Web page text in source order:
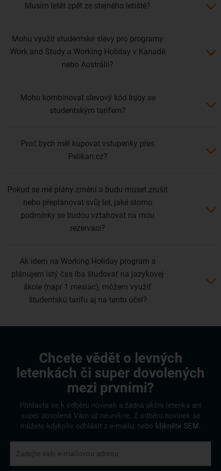
Musím letět zpět ze stejného letiště?
Mohu využít studentské slevy pro programy
Work and Study a Working Holiday v Kanadě
nebo Austrálii?
Mohu kombinovat slevový kód Injoy se
studentským tarifem?
Proč bych měl kupovat vstupenky přes
Pelikan.cz?
Pokud se mé plány změní a budu muset zrušit
nebo přeplánovat svůj let, jaké storno
podmínky se budou vztahovat na mou
rezervaci?
Ak idem na Working Holiday program a
plánujem istý čas iba študovať na jazykovej
škole (napr 1 mesiac), môžem využiť
študentskú tarifu aj na tento účel?
Chcete vědět o levných
letenkách či super dovolených
mezi prvními?
Přihlaste se k odběru novinek a žádná akční letenka ani
super dovolená Vám už neunikne. Z odběru novinek se
můžete kdykoliv odhlásit z e-mailu, nebo klikněte SEM.